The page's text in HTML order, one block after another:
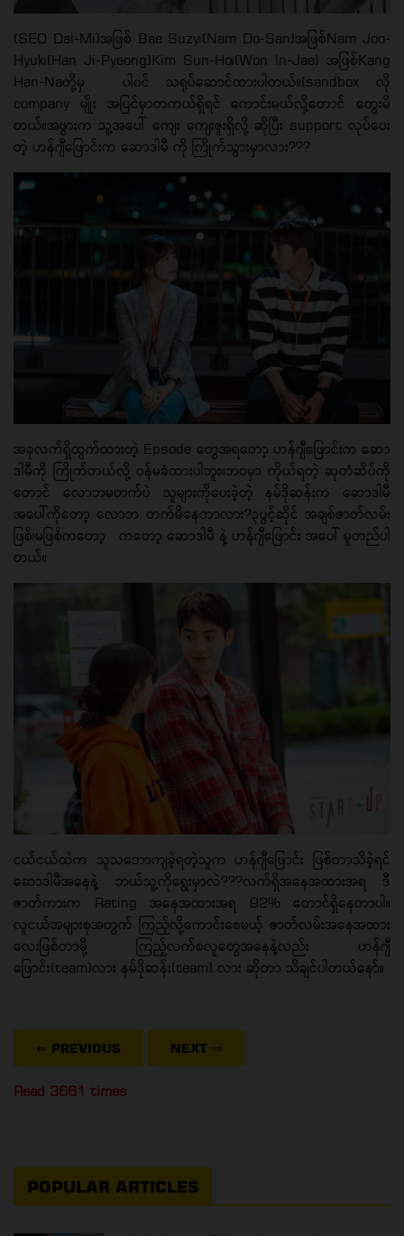
(SEO Dai-Mi)အဖြစ် Bae Suzy၊(Nam Do-San)အဖြစ်Nam Joo-
Hyuk၊(Han Ji-Pyeong)Kim Sun-Ho၊(Won In-Jae) အဖြစ်Kang
Han-Naတို့မှ ပါ၀င် သရုပ်ဆောင်ထားပါတယ်။(sandbox လို
company မျိုး အပြင်မှာတကယ်ရှိရင် ကောင်းမယ်လို့တောင် တွေးမိ
တယ်။အဖွားက သူ့အပေါ် ကျေး ကျေးဇူးရှိလို့ ဆိုပြီး support လုပ်ပေး
တဲ့ ဟန်ဂျီဖြောင်းက ဆောဒါမီ ကို ကြိုက်သွားမှာလား???
အခုလက်ရှိထွက်ထားတဲ့ Epsode တွေအရတော့ ဟန်ဂျီဖြောင်းက ဆော
ဒါမီကို ကြိုက်တယ်လို့ ဝန်မခံထားပါဘူး။ဘဝမှာ ကိုယ်ရတဲ့ ဆုတံဆိပ်ကို
တောင် လောဘမတက်ပဲ သူများကိုပေးခဲ့တဲ့ နမ်ဒိုဆန်းက ဆောဒါမီ
အပေါ်ကိုတော့ လောဘ တက်မိနေတာလား?၃ပွင့်ဆိုင် အချစ်ဇာတ်လမ်း
ဖြစ်၊မဖြစ်ကတော့ ကတော့ ဆောဒါမီ နဲ့ ဟန်ဂျီဖြောင်း အပေါ် မူတည်ပါ
တယ်။
ငယ်ငယ်ထဲက သူသဘောကျခဲ့ရတဲ့သူက ဟန်ဂျီဖြောင်း ဖြစ်တာသိခဲ့ရင်
ဆောဒါမီအနေနဲ့ ဘယ်သူ့ကိုရွေးမှာလဲ???လက်ရှိ‌အနေအထားအရ ဒီ
ဇာတ်ကားက Rating အနေအထားအရ 92% တောင်ရှိနေတာပါ။
လူငယ်အများစုအတွက် ကြည့်လို့ကောင်းစေမယ့် ဇာတ်လမ်းအနေအထား
လေးဖြစ်တာမို့ ကြည့်လက်စလူတွေအနေနဲ့လည်း ဟန်ဂျီ
ဖြောင်း(team)လား နမ်ဒိုဆန်း(team) လား ဆိုတာ သိချင်ပါတယ်နော်။
⇐ PREVIOUS NEXT ⇒
Read 3661 times
POPULAR ARTICLES